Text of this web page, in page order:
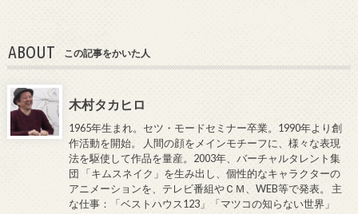
ABOUT この記事をかいた人
木村タカヒロ
1965年生まれ。セツ・モードセミナー卒業。1990年より創
作活動を開始。 人間の顔をメインモチーフに、様々な表現
法を駆使して作品を量産。2003年、バーチャルタレント集
団 「キムスネイク」を生み出し、個性的なキャラクターの
アニメーションを、テレビ番組やＣＭ、WEB等で発表。 主
な仕事：「ベストハウス123」「マツコの知らない世界」